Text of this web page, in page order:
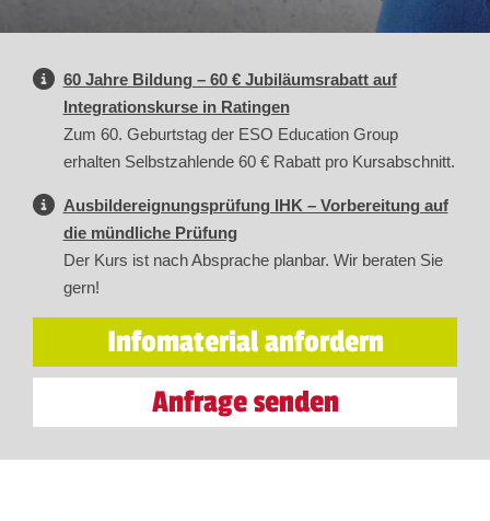
60 Jahre Bildung – 60 € Jubiläumsrabatt auf
Integrationskurse in Ratingen
Zum 60. Geburtstag der ESO Education Group
erhalten Selbstzahlende 60 € Rabatt pro Kursabschnitt.
Ausbildereignungsprüfung IHK – Vorbereitung auf
die mündliche Prüfung
Der Kurs ist nach Absprache planbar. Wir beraten Sie
gern!
Infomaterial anfordern
Anfrage senden